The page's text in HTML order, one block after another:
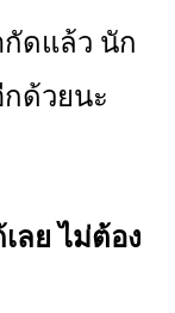
กัดแล้ว นัก
ด้วยนะ
ลย ไม่ต้อง